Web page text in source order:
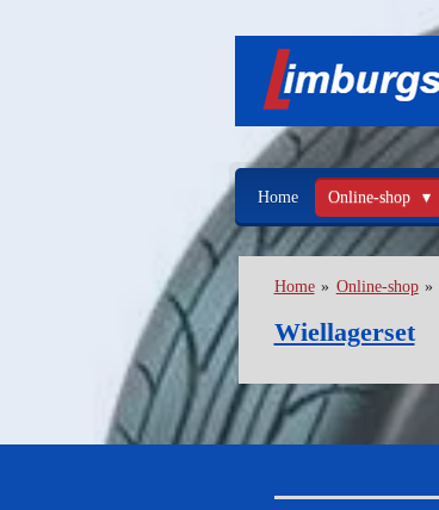
Home Online-shop
Home » Online-shop »
Wiellagerset